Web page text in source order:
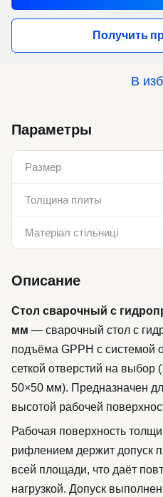
Получить
В
Параметры
Размер
Толщина плиты
Матеріал стільниці
Описание
Стол сварочный с
мм — сварочный стол с
подъёма GPPH с системой
сеткой отверстий на выбор
50×50 мм). Предназначен
высотой рабочей
Рабочая поверхность
рифлением держит допуск
всей площади, что даёт
нагрузкой. Допуск